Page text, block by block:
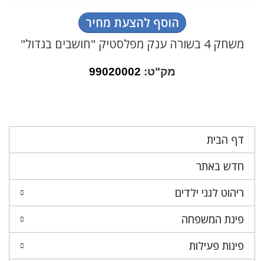
דף הבית
חדש באתר
ריהוט לגני ילדים
פינת המשפחה
פינות פעילות
הוסף להצעת מחיר
משחק 4 בשורה ענק מפלסטיק "חושבים בגדול"
מק"ט: 99020002